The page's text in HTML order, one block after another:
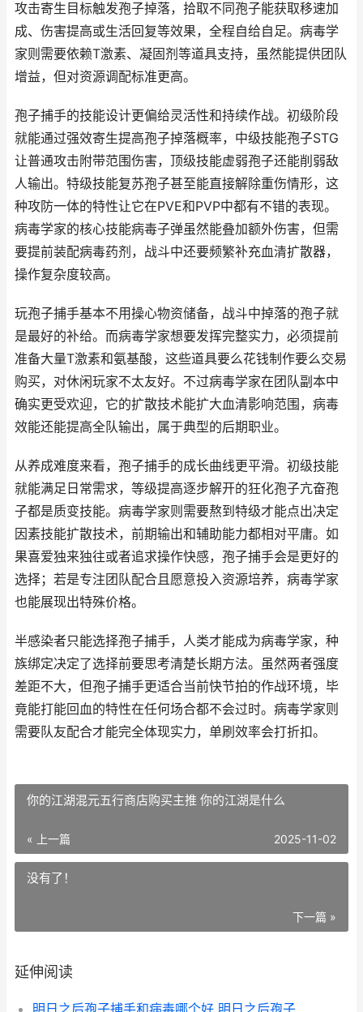
攻击寄生目标触发孢子掉落，拾取不同孢子能获取移速加
成、伤害提高或生活回复等效果，全程自给自足。病毒学
家则需要依赖T激素、凝固剂等道具支持，虽然能提供团队
增益，但对资源调配标准更高。
孢子捕手的技能设计更偏给灵活性和持续作战。初级阶段
就能通过强效寄生提高孢子掉落概率，中级技能孢子STG
让普通攻击附带范围伤害，顶级技能虚弱孢子还能削弱敌
人输出。特级技能复苏孢子甚至能直接解除重伤情形，这
种攻防一体的特性让它在PVE和PVP中都有不错的表现。
病毒学家的核心技能病毒子弹虽然能叠加额外伤害，但需
要提前装配病毒药剂，战斗中还要频繁补充血清扩散器，
操作复杂度较高。
玩孢子捕手基本不用操心物资储备，战斗中掉落的孢子就
是最好的补给。而病毒学家想要发挥完整实力，必须提前
准备大量T激素和氨基酸，这些道具要么花钱制作要么交易
购买，对休闲玩家不太友好。不过病毒学家在团队副本中
确实更受欢迎，它的扩散技术能扩大血清影响范围，病毒
效能还能提高全队输出，属于典型的后期职业。
从养成难度来看，孢子捕手的成长曲线更平滑。初级技能
就能满足日常需求，等级提高逐步解开的狂化孢子亢奋孢
子都是质变技能。病毒学家则需要熬到特级才能点出决定
因素技能扩散技术，前期输出和辅助能力都相对平庸。如
果喜爱独来独往或者追求操作快感，孢子捕手会是更好的
选择；若是专注团队配合且愿意投入资源培养，病毒学家
也能展现出特殊价格。
半感染者只能选择孢子捕手，人类才能成为病毒学家，种
族绑定决定了选择前要思考清楚长期方法。虽然两者强度
差距不大，但孢子捕手更适合当前快节拍的作战环境，毕
竟能打能回血的特性在任何场合都不会过时。病毒学家则
需要队友配合才能完全体现实力，单刷效率会打折扣。
你的江湖混元五行商店购买主推 你的江湖是什么
« 上一篇 2025-11-02
没有了！
下一篇 »
延伸阅读